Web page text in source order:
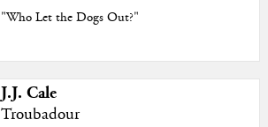
"Who Let the Dogs Out?"
J.J. Cale
Troubadour